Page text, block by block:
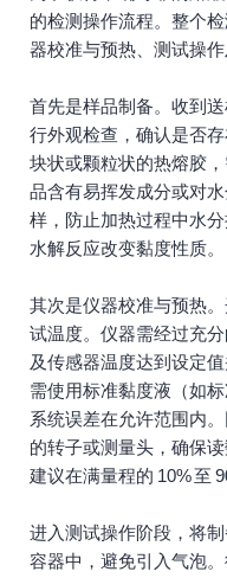
的检测操作流程。整个
器校准与预热、测试操作
首先是样品制备。收到
行外观检查，确认是否
块状或颗粒状的热熔胶
品含有易挥发成分或对
样，防止加热过程中水
水解反应改变黏度性质。
其次是仪器校准与预热
试温度。仪器需经过充
及传感器温度达到设定
需使用标准黏度液（如
系统误差在允许范围内
的转子或测量头，确保
建议在满量程的 10% 至
进入测试操作阶段，将
容器中，避免引入气泡